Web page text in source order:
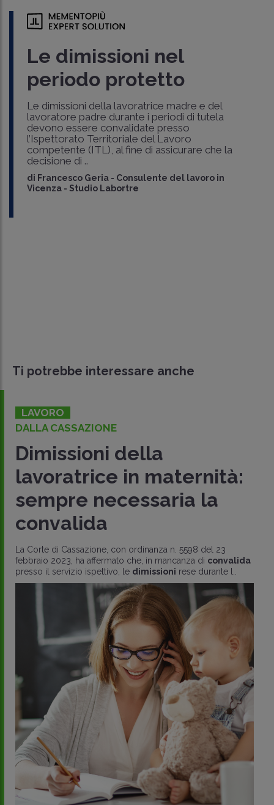
Le dimissioni nel
periodo protetto
Le dimissioni della lavoratrice madre e del
lavoratore padre durante i periodi di tutela
devono essere convalidate presso
l’Ispettorato Territoriale del Lavoro
competente (ITL), al fine di assicurare che la
decisione di ..
di Francesco Geria - Consulente del lavoro in
Vicenza - Studio Labortre
Ti potrebbe interessare anche
LAVORO
DALLA CASSAZIONE
Dimissioni della
lavoratrice in maternità:
sempre necessaria la
convalida
La Corte di Cassazione, con ordinanza n. 5598 del 23
febbraio 2023, ha affermato che, in mancanza di convalida
presso il servizio ispettivo, le dimissioni rese durante l..